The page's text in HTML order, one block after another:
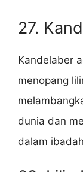
27.
Kandelaber
menopang
dunia dan
dalam